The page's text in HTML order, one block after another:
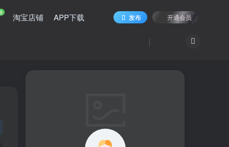
淘宝店铺 APP下载 发布 开通会员